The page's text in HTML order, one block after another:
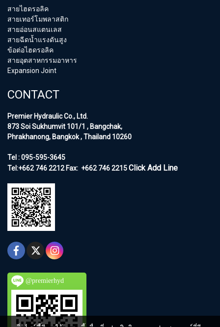
สายไฮดรอลิค
สายเทอร์โมพลาสติก
สายอ่อนสแตนเลส
สายฉีดน้ำแรงดันสูง
ข้อต่อไฮดรอลิค
สายอุตสาหกรรมอาหาร
Expansion Joint
CONTACT
Premier Hydraulic Co., Ltd.
873 Soi Sukhumvit 101/1 , Bangchak,
Phrakhanong, Bangkok , Thailand 10260
Tel : 095-595-3645
Tel:+662 746 2212Fax: +662 746 2215Click Add Line
@premierhyd